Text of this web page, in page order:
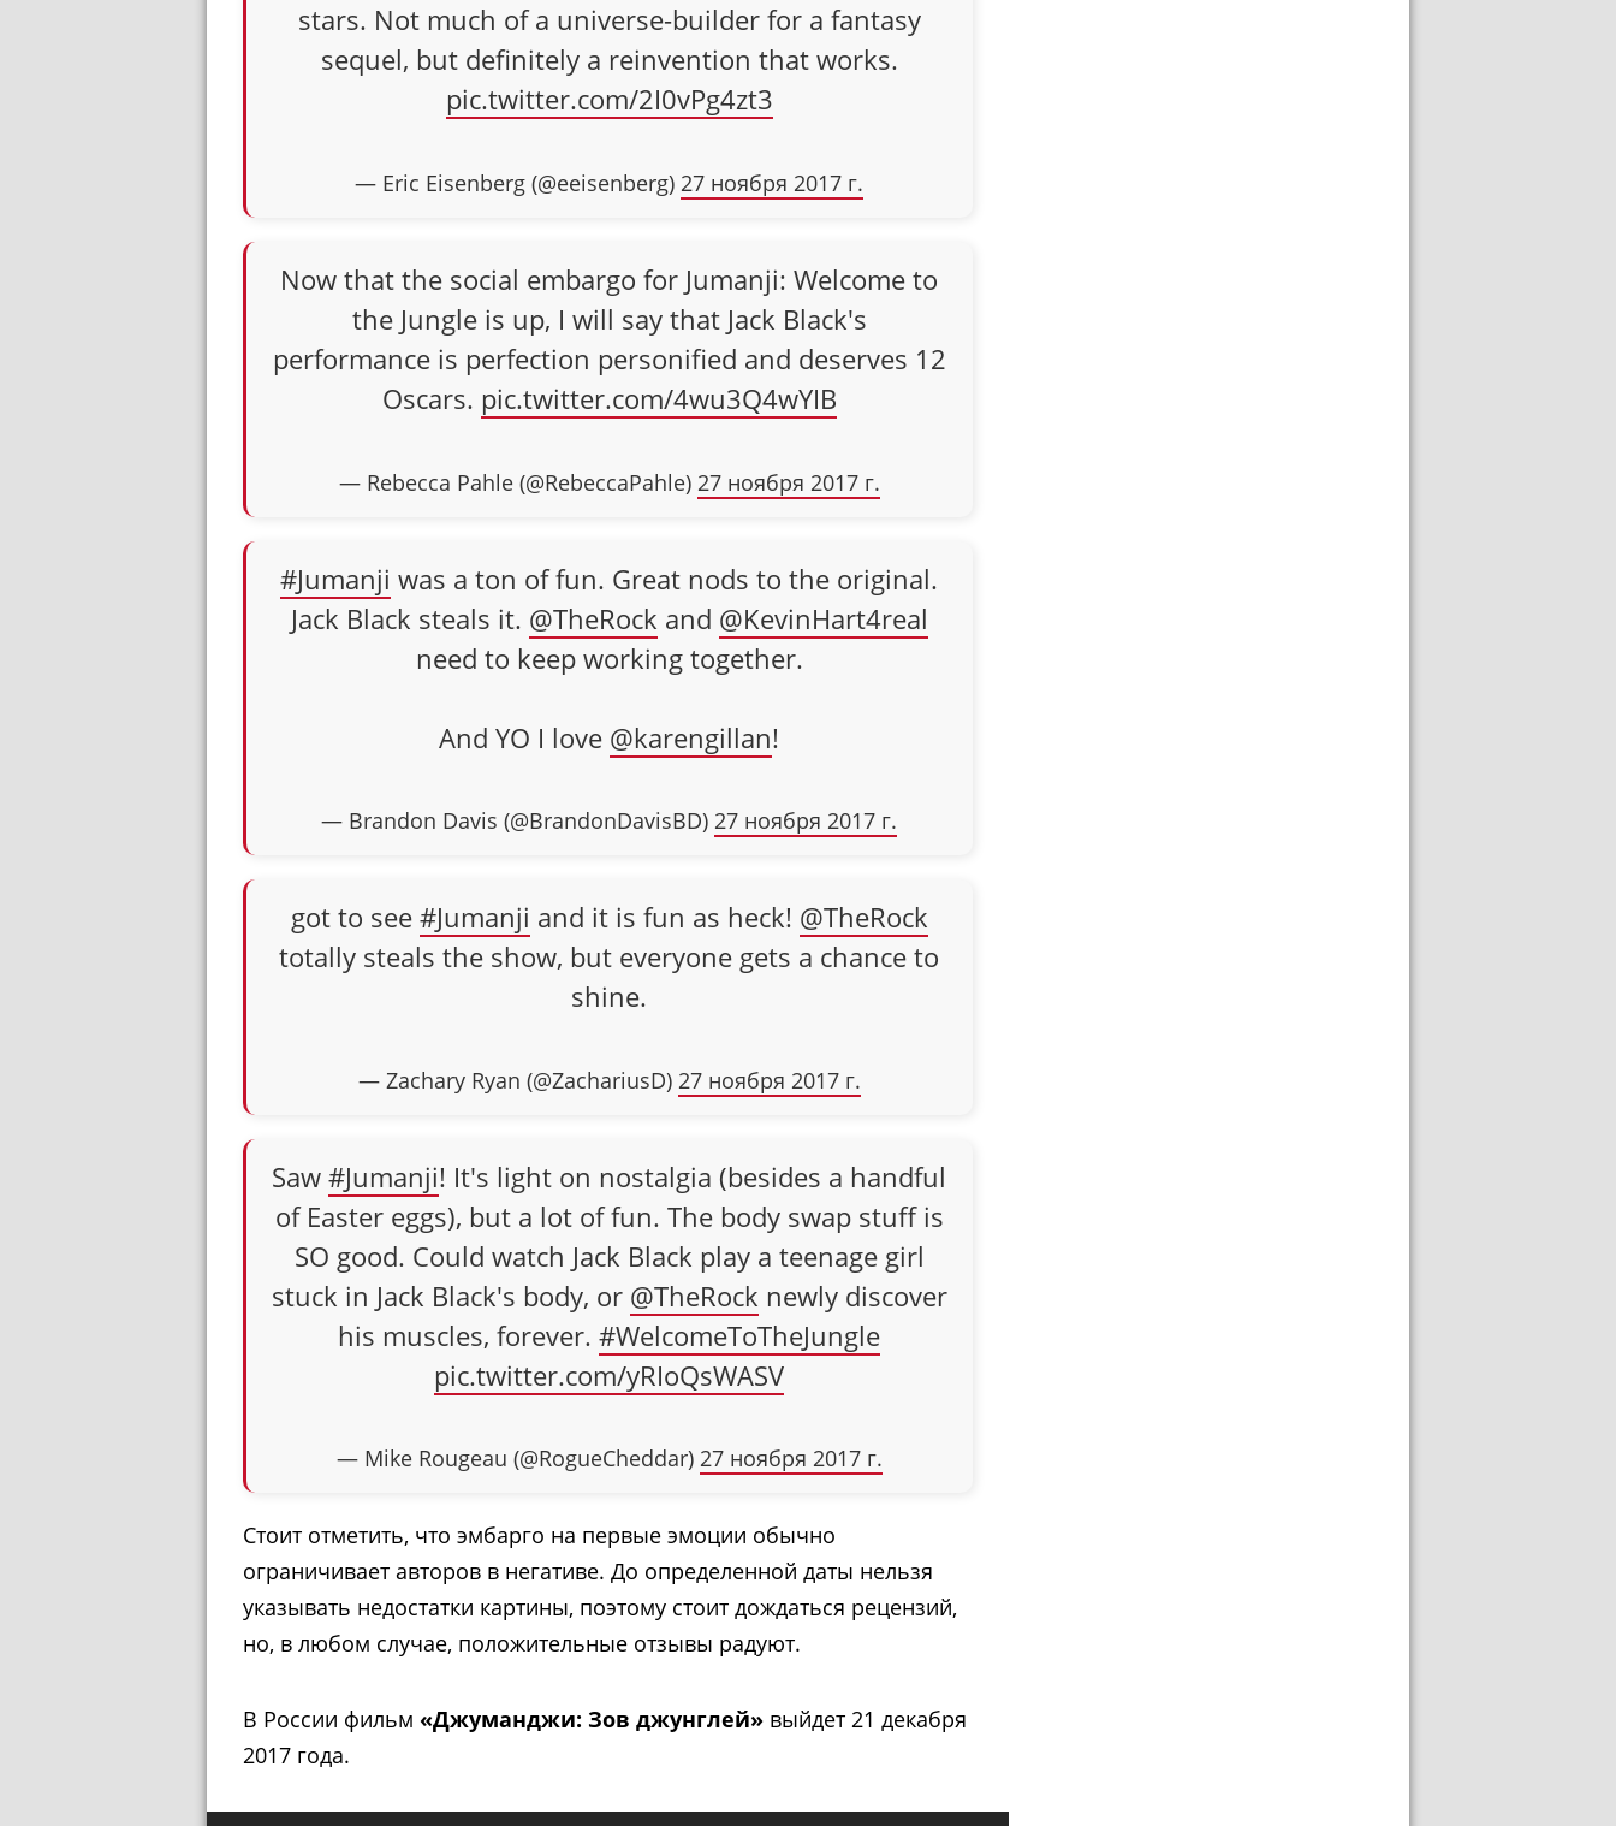
stars. Not much of a universe-builder for a fantasy
sequel, but definitely a reinvention that works.
pic.twitter.com/2I0vPg4zt3
— Eric Eisenberg (@eeisenberg)27 ноября 2017 г.
Now that the social embargo for Jumanji: Welcome to
the Jungle is up, I will say that Jack Black's
performance is perfection personified and deserves 12
Oscars. pic.twitter.com/4wu3Q4wYIB
— Rebecca Pahle (@RebeccaPahle) 27 ноября 2017 г.
#Jumanji was a ton of fun. Great nods to the original.
Jack Black steals it. @TheRock and @KevinHart4real
need to keep working together.
And YO I love @karengillan!
— Brandon Davis (@BrandonDavisBD)27 ноября 2017 г.
got to see #Jumanji and it is fun as heck! @TheRock
totally steals the show, but everyone gets a chance to
shine.
— Zachary Ryan (@ZachariusD) 27 ноября 2017 г.
Saw#Jumanji! It's light on nostalgia (besides a handful
of Easter eggs), but a lot of fun. The body swap stuff is
SO good. Could watch Jack Black play a teenage girl
stuck in Jack Black's body, or @TheRock newly discover
his muscles, forever.#WelcomeToTheJungle
pic.twitter.com/yRIoQsWASV
— Mike Rougeau (@RogueCheddar) 27 ноября 2017 г.
Стоит отметить, что эмбарго на первые эмоции обычно
ограничивает авторов в негативе. До определенной даты нельзя
указывать недостатки картины, поэтому стоит дождаться рецензий,
но, в любом случае, положительные отзывы радуют.
В России фильм «Джуманджи: Зов джунглей» выйдет 21 декабря
2017 года.